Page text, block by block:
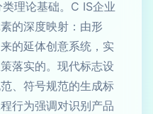
理论基础。C IS企业
的深度映射：由形
的延体创意系统，实
落实的。现代标志设
、符号规范的生成标
行为强调对识别产品